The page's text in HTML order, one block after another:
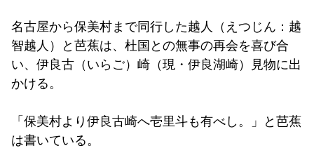
名古屋から保美村まで同行した越人（えつじん：越
智越人）と芭蕉は、杜国との無事の再会を喜び合
い、伊良古（いらご）崎（現・伊良湖崎）見物に出
かける。
「保美村より伊良古崎へ壱里斗も有べし。」と芭蕉
は書いている。